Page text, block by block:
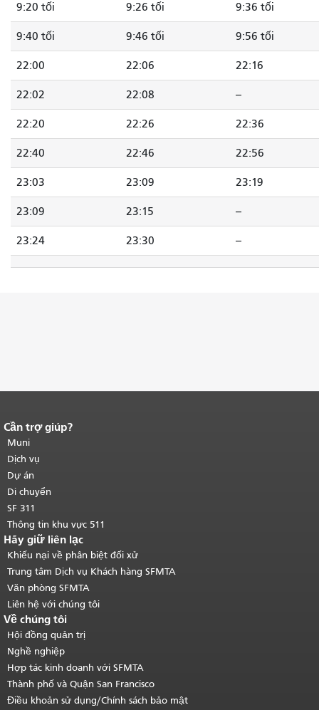
9:20 tối 9:26 tối 9:36 tối
9:40 tối 9:46 tối 9:56 tối
22:00 22:06 22:16
22:02 22:08 --
22:20 22:26 22:36
22:40 22:46 22:56
23:03 23:09 23:19
23:09 23:15 --
23:24 23:30 --
Kết thúc nội dung trang.
của trang này được lặp lại trên mọi
trang.Quay lại đầu trang nội dung
chính.
Cần trợ giúp?
Muni
Dịch vụ
Dự án
Di chuyển
SF 311
Thông tin khu vực 511
Hãy giữ liên lạc
Khiếu nại về phân biệt đối xử
Trung tâm Dịch vụ Khách hàng SFMTA
Văn phòng SFMTA
Liên hệ với chúng tôi
Về chúng tôi
Hội đồng quản trị
Nghề nghiệp
Hợp tác kinh doanh với SFMTA
Thành phố và Quận San Francisco
Điều khoản sử dụng/Chính sách bảo mật